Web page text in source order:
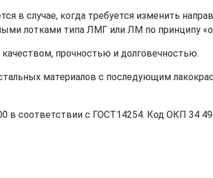
в случае, когда требуется изменить
лотками типа ЛМГ или ЛМ по принципу
прочностью и долговечностью.
материалов с последующим
в соответствии с ГОСТ14254. Код ОКП 34